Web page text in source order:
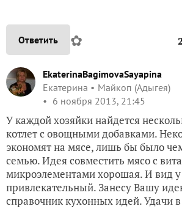
Ответить ✿ 2
EkaterinaBagimovaSayapina
Екатерина
Майкоп (Адыгея)
6 ноября 2013, 21:45
У каждой хозяйки найдется
котлет с овощными добавками.
экономят на мясе, лишь бы было
семью. Идея совместить мясо с
микроэлементами хорошая. И вид
привлекательный. Занесу Вашу
справочник кухонных идей. Удачи